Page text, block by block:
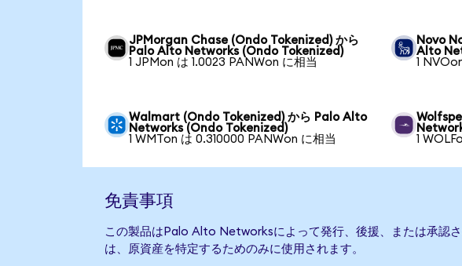
JPMorgan Chase (Ondo Tokenized) から
Palo Alto Networks (Ondo Tokenized)
1 JPMon は 1.0023 PANWon に相当
Novo
Alto
1
Walmart (Ondo Tokenized) から Palo Alto
Networks (Ondo Tokenized)
1 WMTon は 0.310000 PANWon に相当
1
免責事項
この製品はPalo Alto Networksによって発行、後援、または承認
は、原資産を特定するためのみに使用されます。